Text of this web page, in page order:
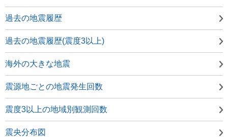
過去の地震履歴
過去の地震履歴(震度3以上)
海外の大きな地震
震源地ごとの地震発生回数
震度3以上の地域別観測回数
震央分布図